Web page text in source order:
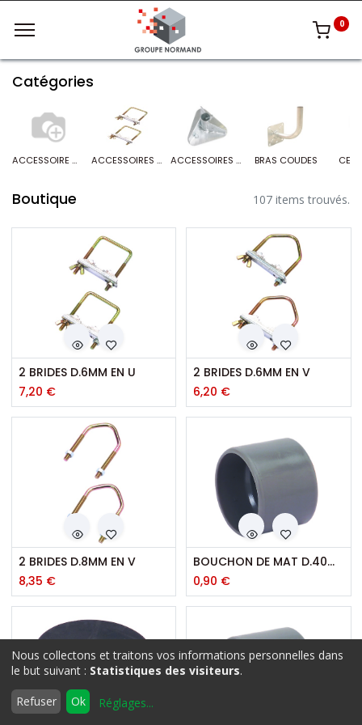
Filtres Nom: A à Z
Accueil Rechercher
0
Catégories
ACCESSOIRE MAT CONIQUE ACCESSOIRES DE FIXATION ACCESSOIRES PYLONE BRAS COUDES
Boutique 107 items trouvés.
2 BRIDES D.6MM EN U
7,20 €
2 BRIDES D.6MM EN V
6,20 €
2 BRIDES D.8MM EN V
8,35 €
BOUCHON DE MAT D.40MM
0,90 €
Nous collectons et traitons vos informations personnelles dans
le but suivant : Statistiques des visiteurs.
Refuser Ok Réglages...